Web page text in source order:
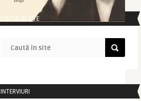
CAUTĂ ÎN SITE
INTERVIURI